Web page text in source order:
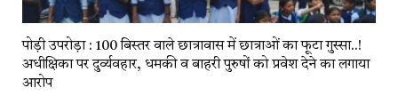
पोड़ी उपरोड़ा : 100 बिस्तर वाले छात्रावास में छात्राओं का फूटा गुस्सा..!
अधीक्षिका पर दुर्व्यवहार, धमकी व बाहरी पुरुषों को प्रवेश देने का लगाया
आरोप